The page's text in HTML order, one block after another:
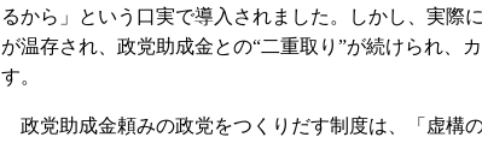
るから」という口実で導入されました。しかし、実際
が温存され、政党助成金との“二重取り”が続けられ、
す。
政党助成金頼みの政党をつくりだす制度は、「虚構